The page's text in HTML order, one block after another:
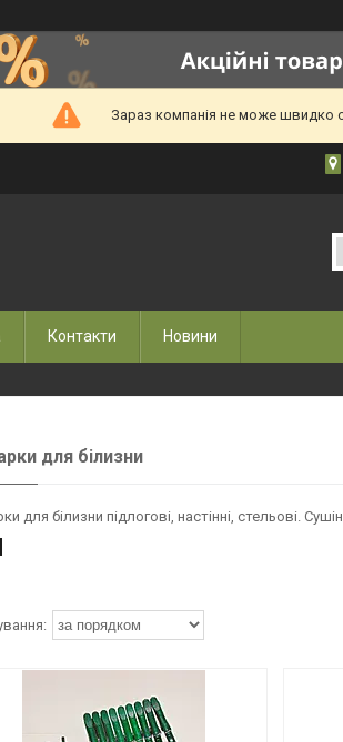
Зараз компанія не може швидко
Контакти Новини
для білизни
для білизни підлогові, настінні, стельові.